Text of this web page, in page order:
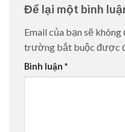
Để lại một bình
Email của bạn sẽ
trường bắt buộc được
Bình luận *